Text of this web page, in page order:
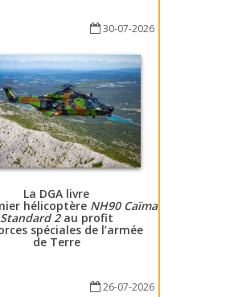
30-07-2026
La DGA livre
hélicoptère NH90 Caïman
Standard 2au profit
spéciales de l’armée
de Terre
26-07-2026